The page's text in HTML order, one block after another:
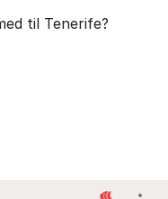
til Tenerife?